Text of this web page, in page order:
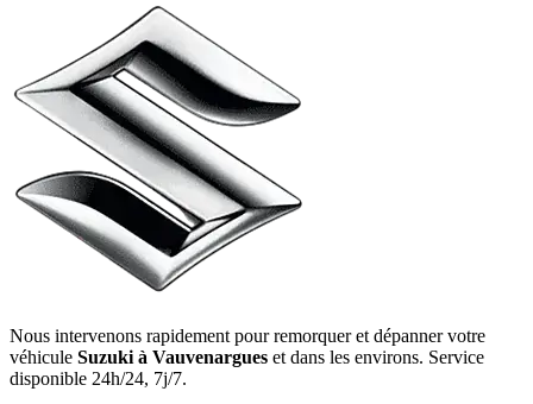
Nous intervenons rapidement pour remorquer et dépanner votre
véhicule Suzuki à Vauvenargues et dans les environs. Service
disponible 24h/24, 7j/7.